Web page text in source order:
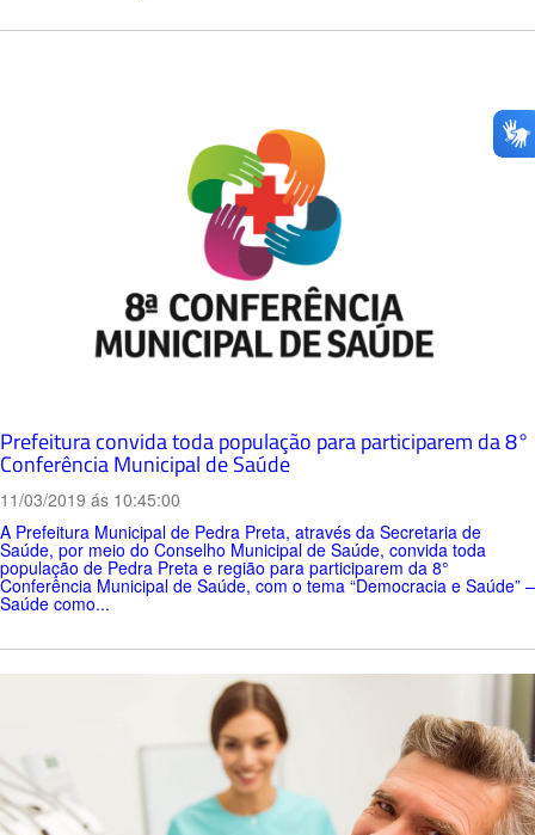
Prefeitura convida toda população para participarem da 8°
Conferência Municipal de Saúde
11/03/2019 ás 10:45:00
A Prefeitura Municipal de Pedra Preta, através da Secretaria de
Saúde, por meio do Conselho Municipal de Saúde, convida toda
população de Pedra Preta e região para participarem da 8°
Conferência Municipal de Saúde, com o tema “Democracia e Saúde” –
Saúde como...